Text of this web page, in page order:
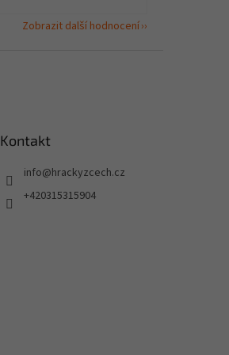
Zobrazit další hodnocení
Kontakt
info@hrackyzcech.cz
+420315315904